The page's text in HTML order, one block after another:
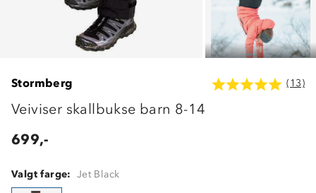
Stormberg (13)
Veiviser skallbukse barn 8-14
699,-
Valgt farge: Jet Black